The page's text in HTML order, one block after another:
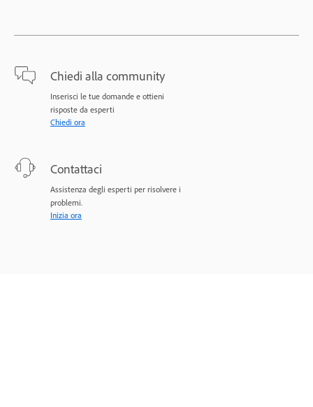
Chiedi alla community
Inserisci le tue domande e ottieni
risposte da esperti
Chiedi ora
Contattaci
Assistenza degli esperti per risolvere i
problemi.
Inizia ora